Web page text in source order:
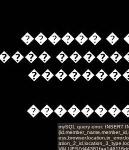
������ �